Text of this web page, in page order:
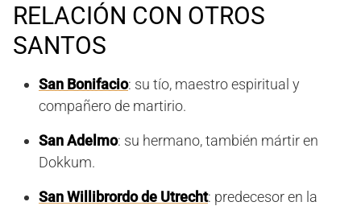
RELACIÓN CON OTROS
SANTOS
San Bonifacio: su tío, maestro espiritual y
compañero de martirio.
San Adelmo: su hermano, también mártir en
Dokkum.
San Willibrordo de Utrecht: predecesor en la